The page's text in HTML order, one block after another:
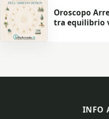
Oroscopo
tra equilibrio
INFO